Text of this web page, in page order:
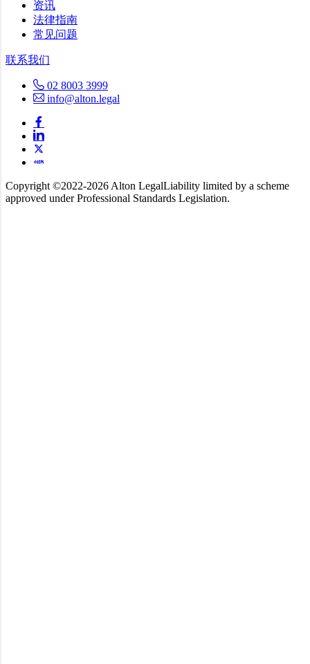
资讯
法律指南
常见问题
联系我们
02 8003 3999
info@alton.legal
Copyright ©️2022-2026 Alton LegalLiability limited by a scheme
approved under Professional Standards Legislation.